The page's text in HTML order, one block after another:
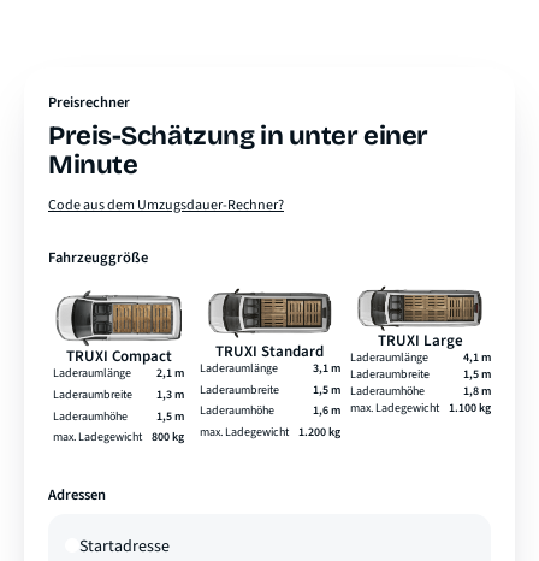
Preisrechner
Preis-Schätzung in unter einer
Minute
Code aus dem Umzugsdauer-Rechner?
Fahrzeuggröße
TRUXI Compact
Laderaumlänge
2,1 m
Laderaumbreite
1,3 m
Laderaumhöhe
1,5 m
max. Ladegewicht 800 kg
TRUXI Standard
Laderaumlänge
3,1 m
Laderaumbreite
1,5 m
Laderaumhöhe
1,6 m
max. Ladegewicht
1.200 kg
TRUXI Large
Laderaumlänge
4,1 m
Laderaumbreite
1,5 m
Laderaumhöhe
1,8 m
max. Ladegewicht 1.100 kg
Adressen